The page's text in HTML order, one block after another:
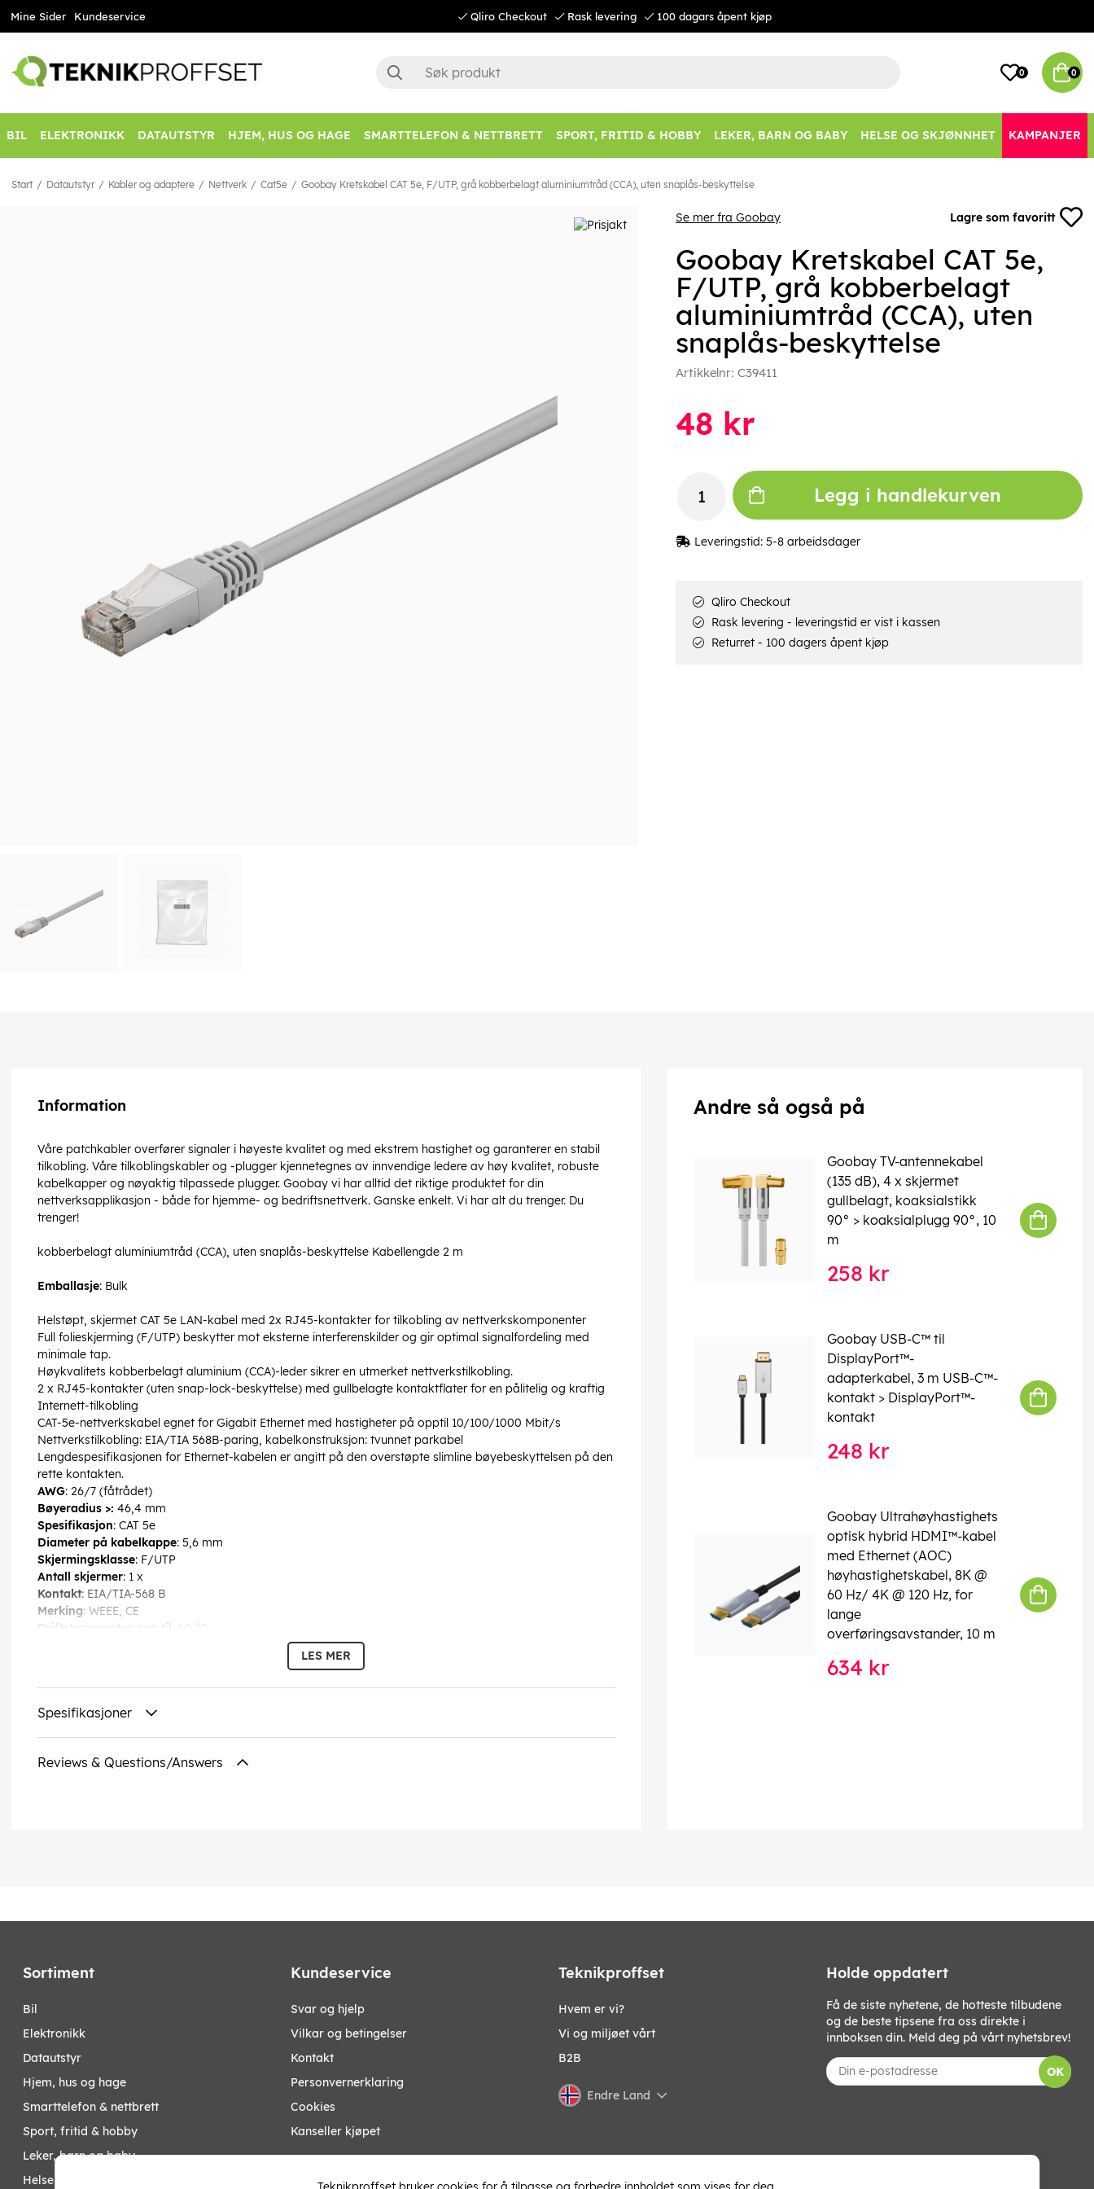
Mine Sider Kundeservice Qliro Checkout Rask levering 100 dagars åpent kjøp
0 0
BIL ELEKTRONIKK DATAUTSTYR HJEM, HUS OG HAGE SMARTTELEFON & NETTBRETT SPORT, FRITID & HOBBY LEKER, BARN OG BABY HELSE OG SKJØNNHET KAMPANJER
Start Datautstyr Kabler og adaptere Nettverk Cat5e Goobay Kretskabel CAT 5e, F/UTP, grå kobberbelagt aluminiumtråd (CCA), uten snaplås-beskyttelse
Se mer fra Goobay Lagre som favoritt
Goobay Kretskabel CAT 5e,
F/UTP, grå kobberbelagt
aluminiumtråd (CCA), uten
snaplås-beskyttelse
Artikkelnr: C39411
48 kr
Legg i handlekurven
Leveringstid: 5-8 arbeidsdager
Qliro Checkout
Rask levering - leveringstid er vist i kassen
Returret - 100 dagers åpent kjøp
Information
Våre patchkabler overfører signaler i høyeste kvalitet og med ekstrem hastighet og garanterer en stabil
tilkobling. Våre tilkoblingskabler og -plugger kjennetegnes av innvendige ledere av høy kvalitet, robuste
kabelkapper og nøyaktig tilpassede plugger. Goobay vi har alltid det riktige produktet for din
nettverksapplikasjon - både for hjemme- og bedriftsnettverk. Ganske enkelt. Vi har alt du trenger. Du
trenger!
kobberbelagt aluminiumtråd (CCA), uten snaplås-beskyttelse Kabellengde 2 m
Emballasje: Bulk
Helstøpt, skjermet CAT 5e LAN-kabel med 2x RJ45-kontakter for tilkobling av nettverkskomponenter
Full folieskjerming (F/UTP) beskytter mot eksterne interferenskilder og gir optimal signalfordeling med
minimale tap.
Høykvalitets kobberbelagt aluminium (CCA)-leder sikrer en utmerket nettverkstilkobling.
2 x RJ45-kontakter (uten snap-lock-beskyttelse) med gullbelagte kontaktflater for en pålitelig og kraftig
Internett-tilkobling
CAT-5e-nettverkskabel egnet for Gigabit Ethernet med hastigheter på opptil 10/100/1000 Mbit/s
Nettverkstilkobling: EIA/TIA 568B-paring, kabelkonstruksjon: tvunnet parkabel
Lengdespesifikasjonen for Ethernet-kabelen er angitt på den overstøpte slimline bøyebeskyttelsen på den
rette kontakten.
AWG: 26/7 (fåtrådet)
Bøyeradius >: 46,4 mm
Spesifikasjon: CAT 5e
Diameter på kabelkappe: 5,6 mm
Skjermingsklasse: F/UTP
Antall skjermer: 1 x
Kontakt: EIA/TIA-568 B
Merking: WEEE, CE
Driftstemperatur opp til : 60 °C
Materialeforkabelkappe
Denne teksten er automatisk oversatt, og det kan forekomme feil.
LES MER
Spesifikasjoner
Reviews & Questions/Answers
Andre så også på
Goobay TV-antennekabel
(135 dB), 4 x skjermet
gullbelagt, koaksialstikk
90° > koaksialplugg 90°, 10
m
258 kr
Goobay USB-C™ til
DisplayPort™-
adapterkabel, 3 m USB-C™-
kontakt > DisplayPort™-
kontakt
248 kr
Goobay Ultrahøyhastighets
optisk hybrid HDMI™-kabel
med Ethernet (AOC)
høyhastighetskabel, 8K @
60 Hz/ 4K @ 120 Hz, for
lange
overføringsavstander, 10 m
634 kr
Sortiment
bil
elektronikk
datautstyr
hjem, hus og hage
smarttelefon & nettbrett
sport, fritid & hobby
leker, barn og baby
helse og skjønnhet
Kundeservice
Svar og hjelp
Vilkar og betingelser
Kontakt
Personvernerklaring
Cookies
Kanseller kjøpet
Teknikproffset
Hvem er vi?
Vi og miljøet vårt
B2B
Endre Land
Holde oppdatert
Få de siste nyhetene, de hotteste tilbudene
og de beste tipsene fra oss direkte i
innboksen din. Meld deg på vårt nyhetsbrev!
OK